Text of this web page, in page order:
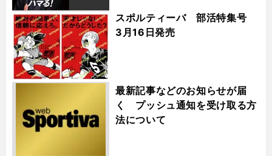
スポルティーバ 部活特集号
3月16日発売
最新記事などのお知らせが届
く プッシュ通知を受け取る方
法について